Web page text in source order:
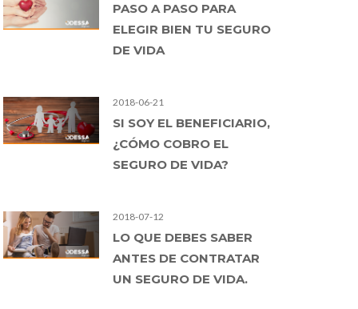
PASO A PASO PARA
ELEGIR BIEN TU SEGURO
DE VIDA
2018-06-21
SI SOY EL BENEFICIARIO,
¿CÓMO COBRO EL
SEGURO DE VIDA?
2018-07-12
LO QUE DEBES SABER
ANTES DE CONTRATAR
UN SEGURO DE VIDA.